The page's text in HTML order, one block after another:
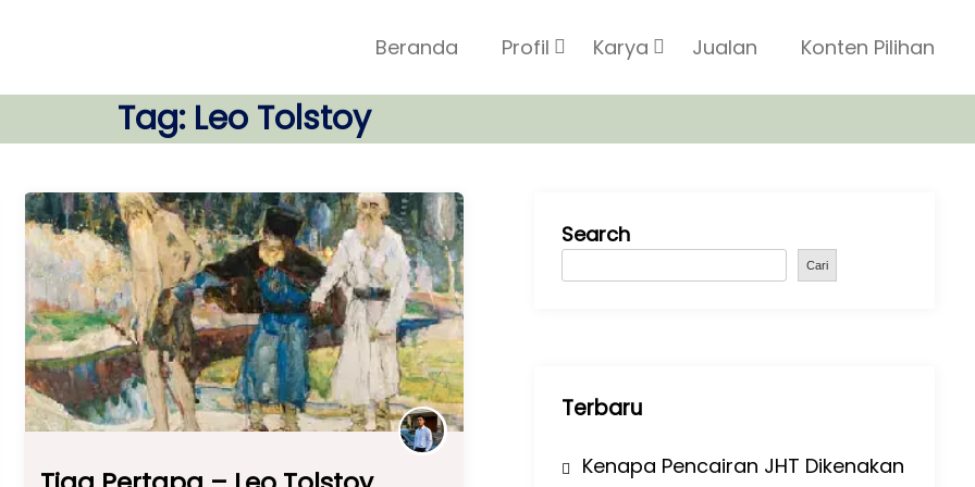
Beranda Profil Karya Jualan Konten Pilihan
Tag: Leo Tolstoy
Search
Cari
Terbaru
Kenapa Pencairan JHT Dikenakan